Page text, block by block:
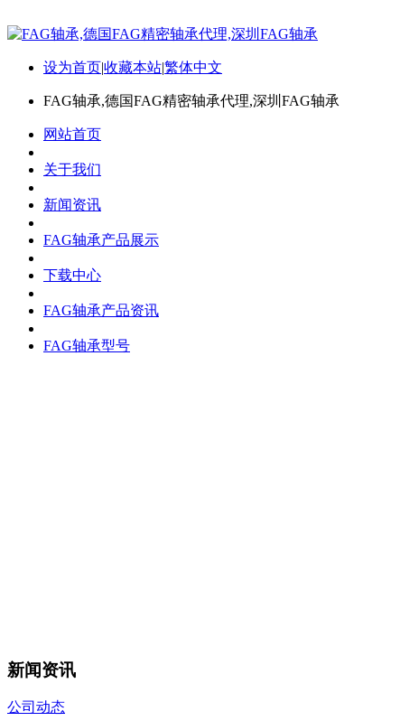
设为首页|收藏本站|繁体中文
FAG轴承,德国FAG精密轴承代理,深圳FAG轴承
网站首页
关于我们
新闻资讯
FAG轴承产品展示
下载中心
FAG轴承产品资讯
FAG轴承型号
新闻资讯
公司动态